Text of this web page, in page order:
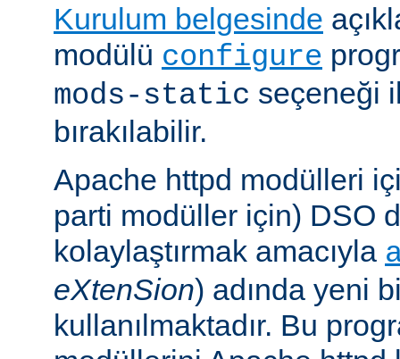
Kurulum belgesinde
modülü configure
mods-static seçeneği
bırakılabilir.
Apache httpd modülleri
parti modüller için) DSO
kolaylaştırmak amacıyla
eXtenSion) adında yeni
kullanılmaktadır. Bu